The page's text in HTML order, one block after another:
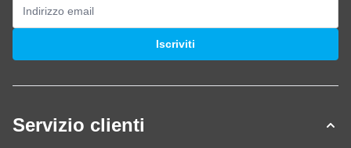
Indirizzo email
Iscriviti
Servizio clienti